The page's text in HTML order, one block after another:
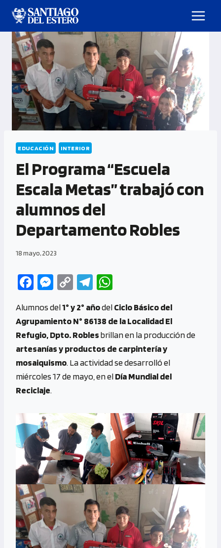
EDUCACIÓN INTERIOR
El Programa “Escuela
Escala Metas” trabajó con
alumnos del
Departamento Robles
18 mayo, 2023
Fa
b
o
o
k
M
se
n
g
er
C
py
Li
n
k
Te
gr
a
m
at
s
A
p
p
Alumnos del1° y 2° añodelCiclo Básico del
Agrupamiento N° 86138 de la Localidad El
Refugio, Dpto. Roblesbrillan en la producción de
artesanías y productos de carpintería y
mosaiquismo. La actividad se desarrolló el
miércoles 17 de mayo, en elDía Mundial del
Reciclaje.